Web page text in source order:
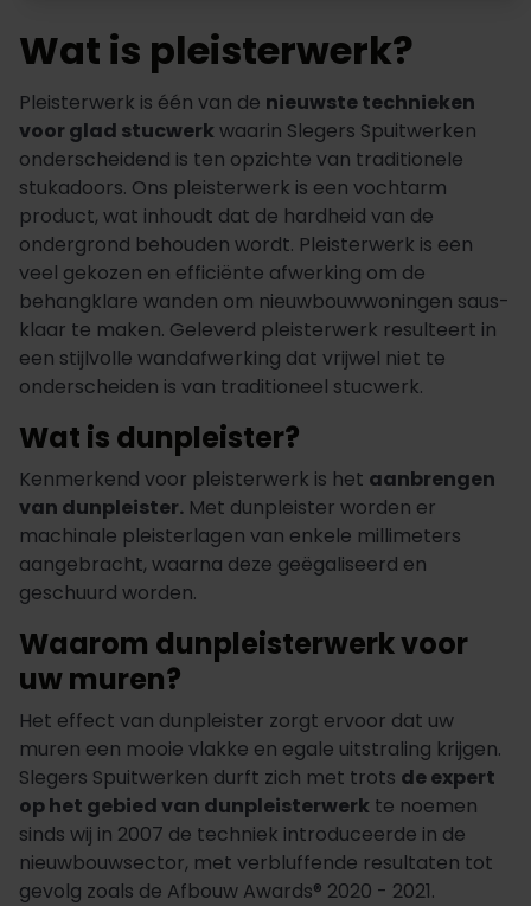
Wat is pleisterwerk?
Pleisterwerk is één van de nieuwste technieken
voor glad stucwerk waarin Slegers Spuitwerken
onderscheidend is ten opzichte van traditionele
stukadoors. Ons pleisterwerk is een vochtarm
product, wat inhoudt dat de hardheid van de
ondergrond behouden wordt. Pleisterwerk is een
veel gekozen en efficiënte afwerking om de
behangklare wanden om nieuwbouwwoningen saus-
klaar te maken. Geleverd pleisterwerk resulteert in
een stijlvolle wandafwerking dat vrijwel niet te
onderscheiden is van traditioneel stucwerk.
Wat is dunpleister?
Kenmerkend voor pleisterwerk is het aanbrengen
van dunpleister. Met dunpleister worden er
machinale pleisterlagen van enkele millimeters
aangebracht, waarna deze geëgaliseerd en
geschuurd worden.
Waarom dunpleisterwerk voor
uw muren?
Het effect van dunpleister zorgt ervoor dat uw
muren een mooie vlakke en egale uitstraling krijgen.
Slegers Spuitwerken durft zich met trots de expert
op het gebied van dunpleisterwerk te noemen
sinds wij in 2007 de techniek introduceerde in de
nieuwbouwsector, met verbluffende resultaten tot
gevolg zoals de Afbouw Awards® 2020 - 2021.